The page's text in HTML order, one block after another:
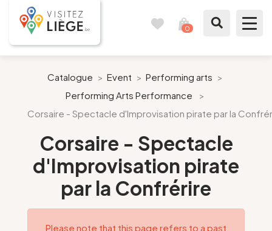
0
Like a citizen of Liège
Prepare my stay
Our suggestions
City of Liège
Catalogue > Event > Performing arts >
Performing Arts Performance
>
Corsaire - Spectacle d'Improvisation pirate par la
Corsaire - Spectacle
d'Improvisation pirate
par la Confrérire
Please note that this page refers to a past